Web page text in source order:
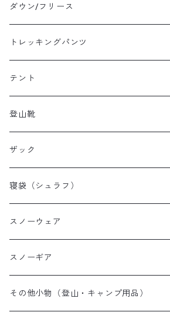
メンズレインウェア
レディースレインウェア
キッズレインウェア
ダウン/フリース
メンズ ダウン/フリース
レディース ダウン/フリース
キッズ ダウン/フリース
トレッキングパンツ
メンズトレッキングパンツ
レディーストレッキングパンツ
テント
キャンプテント
タープ
山岳テント
ツーリングテント
テントその他
登山靴
メンズ登山靴
レディース登山靴
キッズ登山靴
ザック
メンズザック
レディースザック
キッズザック
寝袋（シュラフ）
オールシーズンシュラフ
３シーズンシュラフ
夏用シュラフ
スノーウェア
メンズスノーウェア
レディーススノーウェア
スノーギア
スノーブーツ
その他小物（登山・キャンプ用品）